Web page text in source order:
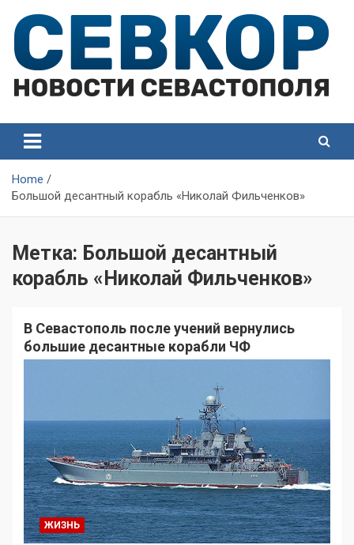
content
Севастополя
Севастополя
Home
Большой десантный корабль «Николай Фильченков»
Метка: Большой десантный
корабль «Николай Фильченков»
В Севастополь после учений вернулись
большие десантные корабли ЧФ
ЖИЗНЬ